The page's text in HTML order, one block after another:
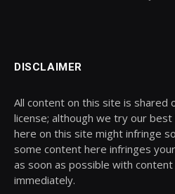
DISCLAIMER
All content on this site is shared
license; although we try our
here on this site might infringe
some content here infringes
as soon as possible with
immediately.